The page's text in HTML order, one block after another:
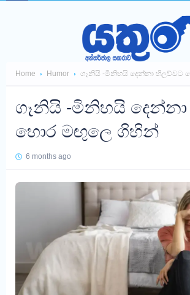
Home Humor ගෑනියි -මිනිහයි දෙන්නා හිලව්වට
ගෑනියි -මිනිහයි
හොර මඟුලෙ ගිහින්
6 months ago